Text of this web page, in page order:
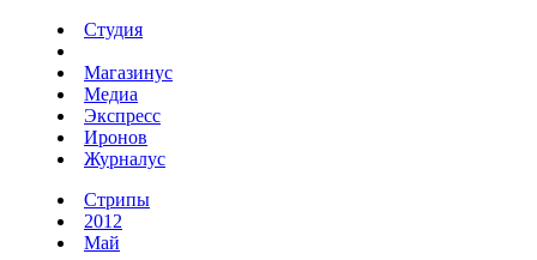
Студия
Магазинус
Медиа
Экспресс
Иронов
Журналус
Стрипы
2012
Май